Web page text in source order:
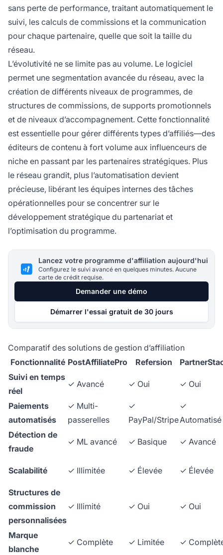
sans perte de performance, traitant automatiquement le
suivi, les calculs de commissions et la communication
pour chaque partenaire, quelle que soit la taille du
réseau.
L’évolutivité ne se limite pas au volume. Le logiciel
permet une segmentation avancée du réseau, avec la
création de différents niveaux de programmes, de
structures de commissions, de supports promotionnels
et de niveaux d’accompagnement. Cette fonctionnalité
est essentielle pour gérer différents types d’affiliés—des
éditeurs de contenu à fort volume aux influenceurs de
niche en passant par les partenaires stratégiques. Plus
le réseau grandit, plus l’automatisation devient
précieuse, libérant les équipes internes des tâches
opérationnelles pour se concentrer sur le
développement stratégique du partenariat et
l’optimisation du programme.
Lancez votre programme d'affiliation aujourd'hui
Configurez le suivi avancé en quelques minutes. Aucune
carte de crédit requise.
Demander une démo
Démarrer l'essai gratuit de 30 jours
Comparatif des solutions de gestion d’affiliation
Fonctionnalité PostAffiliatePro Refersion
Suivi en temps
réel
✓ Avancé ✓ Oui ✓ Oui
Paiements
automatisés
✓ Multi-
passerelles
✓
PayPal/Stripe
✓
Automatisé
Détection de
fraude
✓ ML avancé ✓ Basique ✓ Avancé
Scalabilité ✓ Illimitée ✓ Élevée ✓ Élevée
Structures de
commission
personnalisées
✓ Illimité ✓ Oui ✓ Oui
Marque
blanche
✓ Complète ✓ Limitée ✓